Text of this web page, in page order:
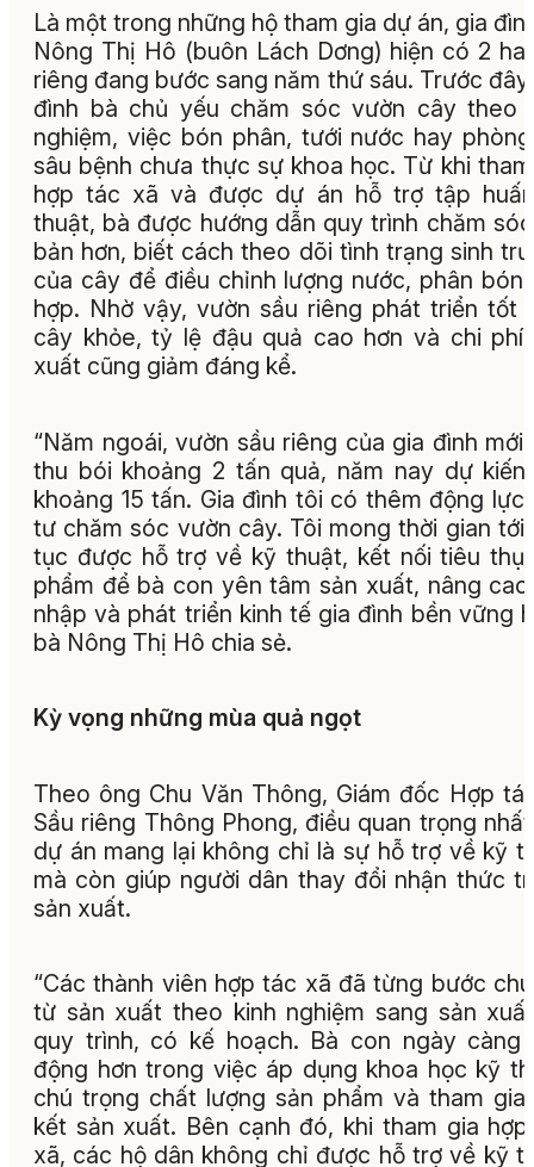
Là một trong những hộ tham gia dự án, gia
Nông Thị Hô (buôn Lách Dơng) hiện có 2 ha
riêng đang bước sang năm thứ sáu. Trước
đình bà chủ yếu chăm sóc vườn cây theo
nghiệm, việc bón phân, tưới nước hay
sâu bệnh chưa thực sự khoa học. Từ khi
hợp tác xã và được dự án hỗ trợ tập
thuật, bà được hướng dẫn quy trình chăm
bản hơn, biết cách theo dõi tình trạng sinh
của cây để điều chỉnh lượng nước, phân bón
hợp. Nhờ vậy, vườn sầu riêng phát triển tốt
cây khỏe, tỷ lệ đậu quả cao hơn và chi phí
xuất cũng giảm đáng kể.
“Năm ngoái, vườn sầu riêng của gia đình mới
thu bói khoảng 2 tấn quả, năm nay dự
khoảng 15 tấn. Gia đình tôi có thêm động lực
tư chăm sóc vườn cây. Tôi mong thời gian tới
tục được hỗ trợ về kỹ thuật, kết nối tiêu thụ
phẩm để bà con yên tâm sản xuất, nâng
nhập và phát triển kinh tế gia đình bền vững
bà Nông Thị Hô chia sẻ.
Kỳ vọng những mùa quả ngọt
Theo ông Chu Văn Thông, Giám đốc Hợp
Sầu riêng Thông Phong, điều quan trọng
dự án mang lại không chỉ là sự hỗ trợ về kỹ
mà còn giúp người dân thay đổi nhận thức
sản xuất.
“Các thành viên hợp tác xã đã từng bước
từ sản xuất theo kinh nghiệm sang sản
quy trình, có kế hoạch. Bà con ngày càng
động hơn trong việc áp dụng khoa học kỹ
chú trọng chất lượng sản phẩm và tham gia
kết sản xuất. Bên cạnh đó, khi tham gia
xã, các hộ dân không chỉ được hỗ trợ về kỹ